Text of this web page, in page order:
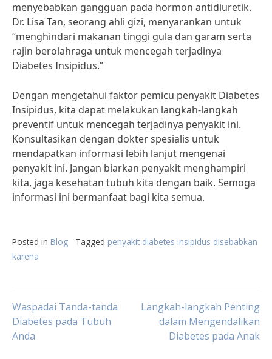
menyebabkan gangguan pada hormon antidiuretik.
Dr. Lisa Tan, seorang ahli gizi, menyarankan untuk
“menghindari makanan tinggi gula dan garam serta
rajin berolahraga untuk mencegah terjadinya
Diabetes Insipidus.”
Dengan mengetahui faktor pemicu penyakit Diabetes
Insipidus, kita dapat melakukan langkah-langkah
preventif untuk mencegah terjadinya penyakit ini.
Konsultasikan dengan dokter spesialis untuk
mendapatkan informasi lebih lanjut mengenai
penyakit ini. Jangan biarkan penyakit menghampiri
kita, jaga kesehatan tubuh kita dengan baik. Semoga
informasi ini bermanfaat bagi kita semua.
Posted in Blog Tagged penyakit diabetes insipidus disebabkan
karena
Post
navigation
Waspadai Tanda-tanda
Diabetes pada Tubuh
Anda
Langkah-langkah Penting
dalam Mengendalikan
Diabetes pada Anak